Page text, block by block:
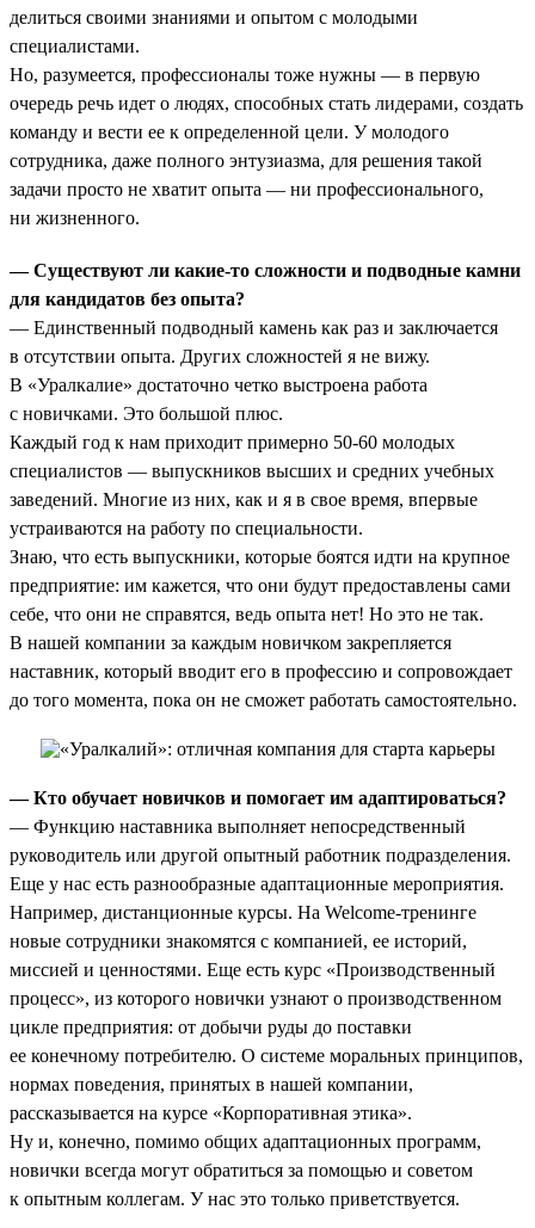
делиться своими знаниями и опытом с молодыми
специалистами.
Но, разумеется, профессионалы тоже нужны — в первую
очередь речь идет о людях, способных стать лидерами, создать
команду и вести ее к определенной цели. У молодого
сотрудника, даже полного энтузиазма, для решения такой
задачи просто не хватит опыта — ни профессионального,
ни жизненного.
— Существуют ли какие-то сложности и подводные камни
для кандидатов без опыта?
— Единственный подводный камень как раз и заключается
в отсутствии опыта. Других сложностей я не вижу.
В «Уралкалие» достаточно четко выстроена работа
с новичками. Это большой плюс.
Каждый год к нам приходит примерно 50-60 молодых
специалистов — выпускников высших и средних учебных
заведений. Многие из них, как и я в свое время, впервые
устраиваются на работу по специальности.
Знаю, что есть выпускники, которые боятся идти на крупное
предприятие: им кажется, что они будут предоставлены сами
себе, что они не справятся, ведь опыта нет! Но это не так.
В нашей компании за каждым новичком закрепляется
наставник, который вводит его в профессию и сопровождает
до того момента, пока он не сможет работать самостоятельно.
— Кто обучает новичков и помогает им адаптироваться?
— Функцию наставника выполняет непосредственный
руководитель или другой опытный работник подразделения.
Еще у нас есть разнообразные адаптационные мероприятия.
Например, дистанционные курсы. На Welcome-тренинге
новые сотрудники знакомятся с компанией, ее историй,
миссией и ценностями. Еще есть курс «Производственный
процесс», из которого новички узнают о производственном
цикле предприятия: от добычи руды до поставки
ее конечному потребителю. О системе моральных принципов,
нормах поведения, принятых в нашей компании,
рассказывается на курсе «Корпоративная этика».
Ну и, конечно, помимо общих адаптационных программ,
новички всегда могут обратиться за помощью и советом
к опытным коллегам. У нас это только приветствуется.